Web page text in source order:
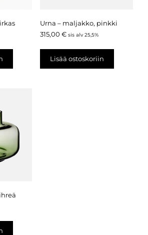
Urna – maljakko, pinkki
315,00 € sis alv 25,5%
Lisää ostoskoriin